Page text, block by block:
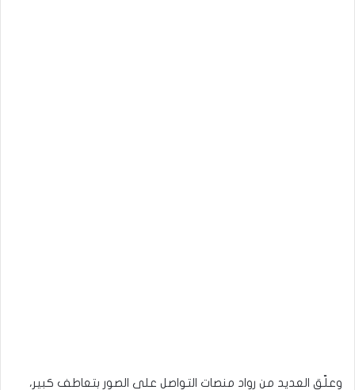
وعلّق العديد من رواد منصات التواصل على الصور بتعاطف كبير،